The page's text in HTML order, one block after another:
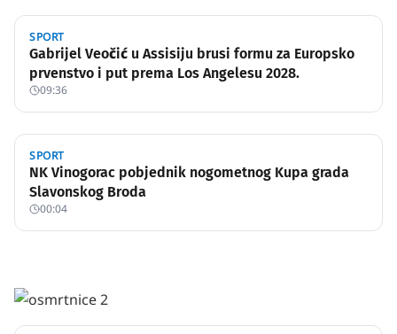
SPORT
Gabrijel Veočić u Assisiju brusi formu za Europsko
prvenstvo i put prema Los Angelesu 2028.
09:36
SPORT
NK Vinogorac pobjednik nogometnog Kupa grada
Slavonskog Broda
00:04